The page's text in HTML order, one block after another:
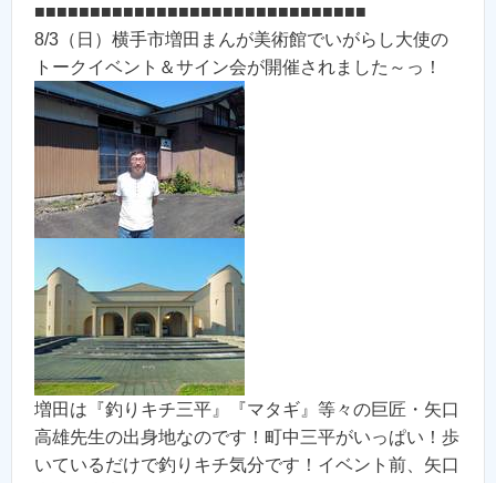
■■■■■■■■■■■■■■■■■■■■■■■■■■■■■■
8/3（日）横手市増田まんが美術館でいがらし大使の
トークイベント＆サイン会が開催されました～っ！
増田は『釣りキチ三平』『マタギ』等々の巨匠・矢口
高雄先生の出身地なのです！町中三平がいっぱい！歩
いているだけで釣りキチ気分です！イベント前、矢口